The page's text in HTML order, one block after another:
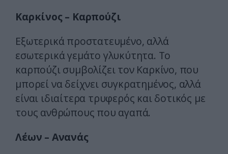
Καρκίνος – Καρπούζι
Εξωτερικά προστατευμένο, αλλά
εσωτερικά γεμάτο γλυκύτητα. Το
καρπούζι συμβολίζει τον Καρκίνο, που
μπορεί να δείχνει συγκρατημένος, αλλά
είναι ιδιαίτερα τρυφερός και δοτικός με
τους ανθρώπους που αγαπά.
Λέων – Ανανάς